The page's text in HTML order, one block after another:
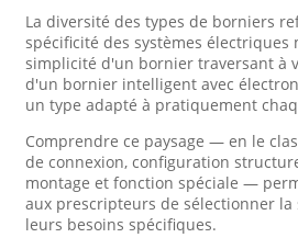
La diversité des types de borniers
spécificité des systèmes électriques
simplicité d'un bornier traversant à
d'un bornier intelligent avec
un type adapté à pratiquement
Comprendre ce paysage — en le
de connexion, configuration
montage et fonction spéciale —
aux prescripteurs de sélectionner
leurs besoins spécifiques.